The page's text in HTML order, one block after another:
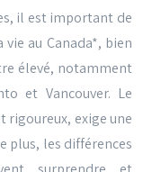
il est important de
au Canada*, bien
élevé, notamment
et Vancouver. Le
rigoureux, exige une
plus, les différences